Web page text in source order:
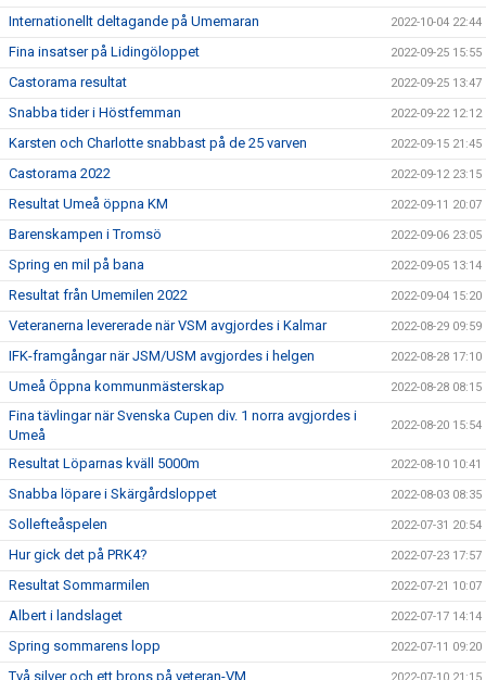
Internationellt deltagande på Umemaran 2022-10-04 22:44
Fina insatser på Lidingöloppet 2022-09-25 15:55
Castorama resultat 2022-09-25 13:47
Snabba tider i Höstfemman 2022-09-22 12:12
Karsten och Charlotte snabbast på de 25 varven 2022-09-15 21:45
Castorama 2022 2022-09-12 23:15
Resultat Umeå öppna KM 2022-09-11 20:07
Barenskampen i Tromsö 2022-09-06 23:05
Spring en mil på bana 2022-09-05 13:14
Resultat från Umemilen 2022 2022-09-04 15:20
Veteranerna levererade när VSM avgjordes i Kalmar 2022-08-29 09:59
IFK-framgångar när JSM/USM avgjordes i helgen 2022-08-28 17:10
Umeå Öppna kommunmästerskap 2022-08-28 08:15
Fina tävlingar när Svenska Cupen div. 1 norra avgjordes i
Umeå
2022-08-20 15:54
Resultat Löparnas kväll 5000m 2022-08-10 10:41
Snabba löpare i Skärgårdsloppet 2022-08-03 08:35
Sollefteåspelen 2022-07-31 20:54
Hur gick det på PRK4? 2022-07-23 17:57
Resultat Sommarmilen 2022-07-21 10:07
Albert i landslaget 2022-07-17 14:14
Spring sommarens lopp 2022-07-11 09:20
Två silver och ett brons på veteran-VM